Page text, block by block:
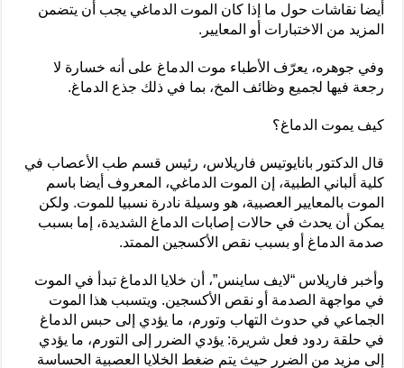
أيضا نقاشات حول ما إذا كان الموت الدماغي يجب أن يتضمن
المزيد من الاختبارات أو المعايير.
وفي جوهره، يعرّف الأطباء موت الدماغ على أنه خسارة لا
رجعة فيها لجميع وظائف المخ، بما في ذلك جذع الدماغ.
كيف يموت الدماغ؟
قال الدكتور بانايوتيس فاريلاس، رئيس قسم طب الأعصاب في
كلية ألباني الطبية، إن الموت الدماغي، المعروف أيضا باسم
الموت بالمعايير العصبية، هو وسيلة نادرة نسبيا للموت. ولكن
يمكن أن يحدث في حالات إصابات الدماغ الشديدة، إما بسبب
صدمة الدماغ أو بسبب نقص الأكسجين الممتد.
وأخبر فاريلاس “لايف ساينس”، أن خلايا الدماغ تبدأ في الموت
في مواجهة الصدمة أو نقص الأكسجين. ويتسبب هذا الموت
الجماعي في حدوث التهاب وتورم، ما يؤدي إلى حبس الدماغ
في حلقة ردود فعل شريرة: يؤدي الضرر إلى التورم، ما يؤدي
إلى مزيد من الضرر حيث يتم ضغط الخلايا العصبية الحساسة